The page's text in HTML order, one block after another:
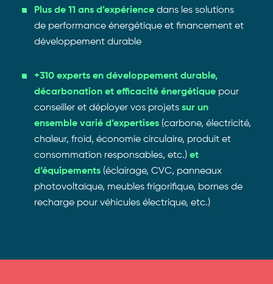
Plus de 11 ans d’expérience dans les solutions
de performance énergétique et financement et
développement durable
+310 experts en développement durable,
décarbonation et efficacité énergétique pour
conseiller et déployer vos projets sur un
ensemble varié d’expertises (carbone, électricité,
chaleur, froid, économie circulaire, produit et
consommation responsables, etc.) et
d’équipements(éclairage, CVC, panneaux
photovoltaïque, meubles frigorifique, bornes de
recharge pour véhicules électrique, etc.)